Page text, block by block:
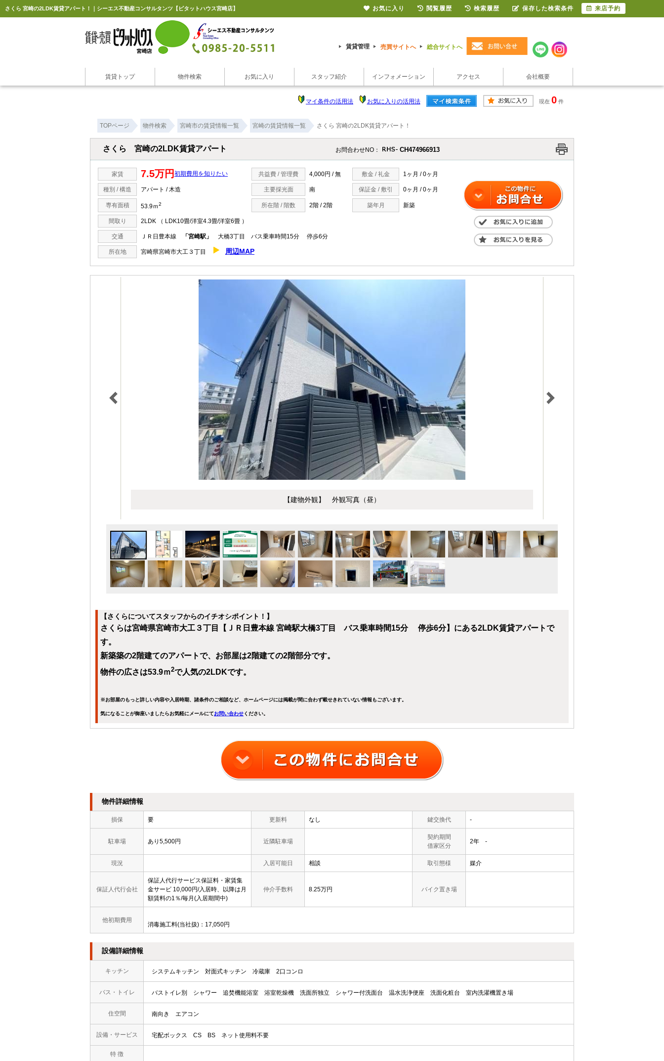
さくら 宮崎の2LDK賃貸アパート！｜シーエス不動産コンサルタンツ【ピタットハウス宮崎店】
賃貸管理 売買サイトへ 総合サイトへ
賃貸トップ 物件検索 お気に入り スタッフ紹介 インフォメーション アクセス 会社概要
マイ条件の活用法 お気に入りの活用法 現在 0 件
TOPページ 物件検索 宮崎市の賃貸情報一覧 宮崎の賃貸情報一覧 さくら 宮崎の2LDK賃貸アパート！
さくら 宮崎の2LDK賃貸アパート お問合わせNO： CH474966913
家賃 7.5万円 初期費用を知りたい 共益費 / 管理費 4,000円 / 無 敷金 / 礼金 1ヶ月 / 0ヶ月
種別 / 構造 アパート / 木造 主要採光面 南 保証金 / 敷引 0ヶ月 / 0ヶ月
専有面積 53.9ｍ2 所在階 / 階数 2階 / 2階 築年月 新築
間取り 2LDK （ LDK10畳/洋室4.3畳/洋室6畳 ）
交通 ＪＲ日豊本線 「宮崎駅」 大橋3丁目 バス乗車時間15分 停歩6分
所在地 宮崎県宮崎市大工３丁目 周辺MAP
【建物外観】 外観写真（昼）
【さくらについてスタッフからのイチオシポイント！】
さくらは宮崎県宮崎市大工３丁目【ＪＲ日豊本線 宮崎駅大橋3丁目 バス乗車時間15分 停歩6分】にある2LDK賃貸アパートで
す。
新築築の2階建てのアパートで、お部屋は2階建ての2階部分です。
物件の広さは53.9ｍ2で人気の2LDKです。
※お部屋のもっと詳しい内容や入居時期、諸条件のご相談など、ホームページには掲載が間に合わず載せきれていない情報もございます。
気になることが御座いましたらお気軽にメールにてお問い合わせください。
物件詳細情報
損保 要 更新料 なし 鍵交換代 -
駐車場 あり5,500円 近隣駐車場
契約期間
借家区分
2年 -
現況 入居可能日 相談 取引態様 媒介
保証人代行会社
保証人代行サービス保証料・家賃集
金サービ 10,000円/入居時、以降は月
額賃料の1％/毎月(入居期間中)
仲介手数料 8.25万円 バイク置き場
他初期費用
消毒施工料(当社扱)：17,050円
設備詳細情報
キッチン システムキッチン 対面式キッチン 冷蔵庫 2口コンロ
バス・トイレ バストイレ別 シャワー 追焚機能浴室 浴室乾燥機 洗面所独立 シャワー付洗面台 温水洗浄便座 洗面化粧台 室内洗濯機置き場
住空間 南向き エアコン
設備・サービス 宅配ボックス CS BS ネット使用料不要
特 徴
お気に入り 閲覧履歴 検索履歴 保存した検索条件 来店予約